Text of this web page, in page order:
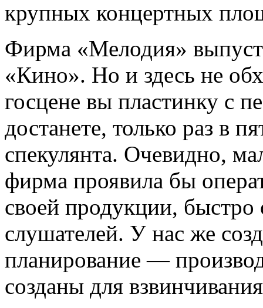
крупных концертных
Фирма «Мелодия»
«Кино». Но и здесь не
госцене вы пластинку с
достанете, только раз в
спекулянта. Очевидно,
фирма проявила бы
своей продукции, быстро
слушателей. У нас же
планирование —
созданы для